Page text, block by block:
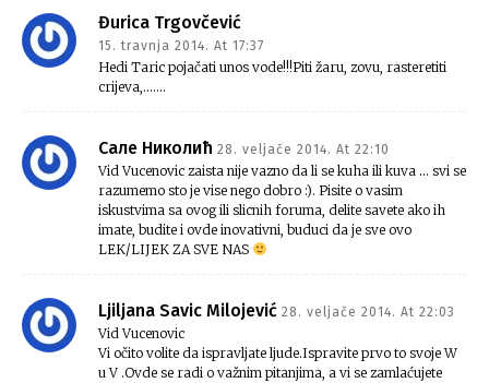
Đurica Trgovčević
15. travnja 2014. At 17:37
Hedi Taric pojačati unos vode!!!Piti žaru, zovu, rasteretiti
crijeva,…….
Сале Николић 28. veljače 2014. At 22:10
Vid Vucenovic zaista nije vazno da li se kuha ili kuva … svi se
razumemo sto je vise nego dobro :). Pisite o vasim
iskustvima sa ovog ili slicnih foruma, delite savete ako ih
imate, budite i ovde inovativni, buduci da je sve ovo
LEK/LIJEK ZA SVE NAS
Ljiljana Savic Milojević 28. veljače 2014. At 22:03
Vid Vucenovic
Vi očito volite da ispravljate ljude.Ispravite prvo to svoje W
u V .Ovde se radi o važnim pitanjima, a vi se zamlaćujete